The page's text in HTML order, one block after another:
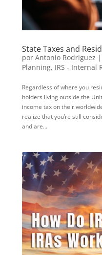
State Taxes and
por Antonio Rodriguez |
Planning, IRS - Internal
Regardless of where you
holders living outside the
income tax on their
realize that you’re still
and are...